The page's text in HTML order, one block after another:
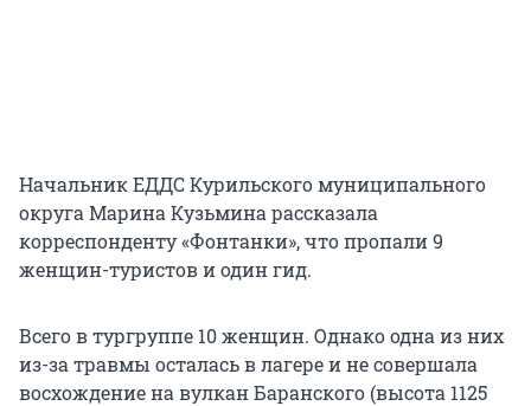
Начальник ЕДДС Курильского муниципального
округа Марина Кузьмина рассказала
корреспонденту «Фонтанки», что пропали 9
женщин-туристов и один гид.
Всего в тургруппе 10 женщин. Однако одна из них
из-за травмы осталась в лагере и не совершала
восхождение на вулкан Баранского (высота 1125